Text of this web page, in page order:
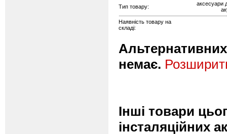
Тип товару:
аксесуари
Наявність товару на
складі:
Альтернативних
немає.
Інші товари
інсталяційних